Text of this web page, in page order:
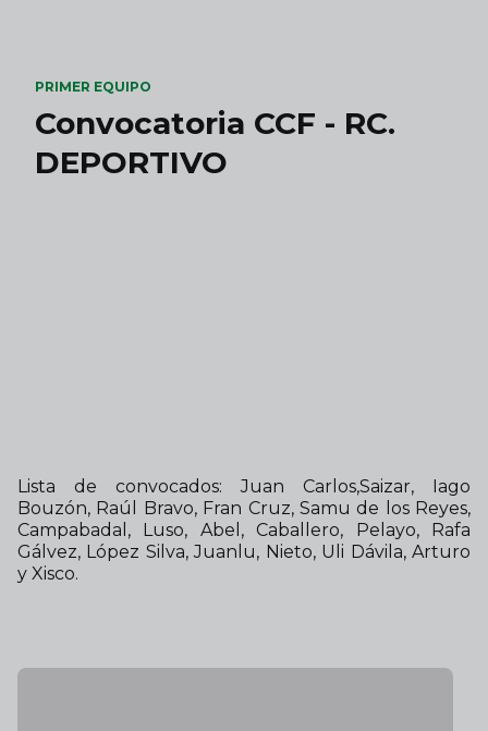
PRIMER EQUIPO
Convocatoria CCF - RC.
DEPORTIVO
Lista de convocados: Juan Carlos,Saizar, Iago
Bouzón, Raúl Bravo, Fran Cruz, Samu de los Reyes,
Campabadal, Luso, Abel, Caballero, Pelayo, Rafa
Gálvez, López Silva, Juanlu, Nieto, Uli Dávila, Arturo
y Xisco.